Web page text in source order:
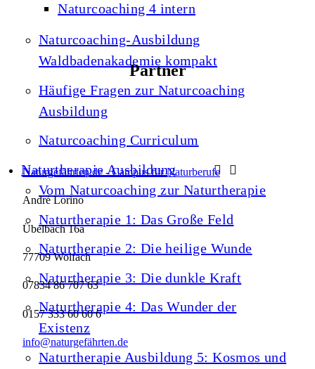
Naturcoaching 4 intern
Naturcoaching-Ausbildung
Waldbadenakademie kompakt
Häufige Fragen zur Naturcoaching
Ausbildung
Naturcoaching Curriculum
Naturtherapie Ausbildung
Vom Naturcoaching zur Naturtherapie
Naturtherapie 1: Das Große Feld
Naturtherapie 2: Die heilige Wunde
Naturtherapie 3: Die dunkle Kraft
Naturtherapie 4: Das Wunder der
Existenz
Naturtherapie Ausbildung 5: Kosmos und
Partner
Naturgefährten.de - Campus für Naturberufe
André Lorino
Übelbach 16a
77709 Wolfach
07834 86 707 63
0157 333 60 60 6
info@naturgefährten.de